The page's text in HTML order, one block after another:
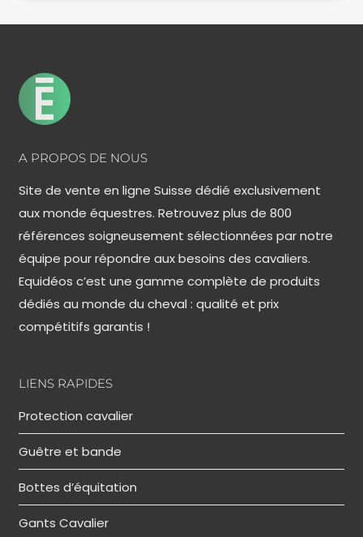
A PROPOS DE NOUS
Site de vente en ligne Suisse dédié exclusivement
aux monde équestres. Retrouvez plus de 800
références soigneusement sélectionnées par notre
équipe pour répondre aux besoins des cavaliers.
Equidéos c’est une gamme complète de produits
dédiés au monde du cheval : qualité et prix
compétitifs garantis !
LIENS RAPIDES
Protection cavalier
Guêtre et bande
Bottes d’équitation
Gants Cavalier